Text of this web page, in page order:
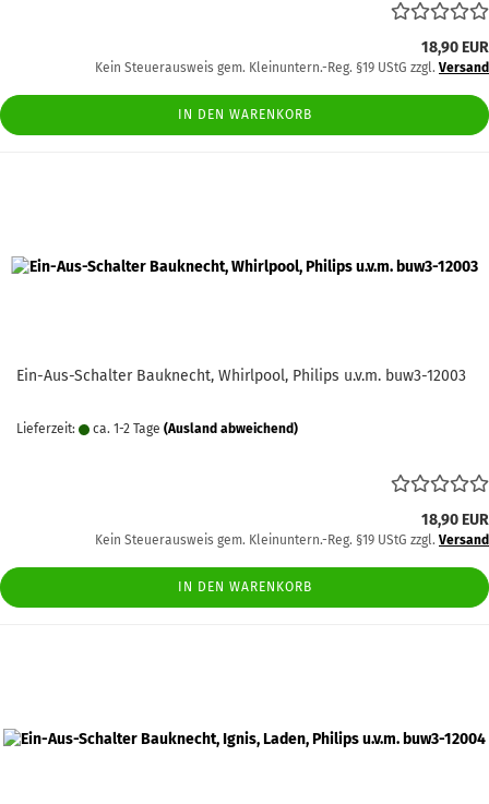
18,90 EUR
Kein Steuerausweis gem. Kleinuntern.-Reg. §19 UStG zzgl. Versand
IN DEN WARENKORB
Ein-Aus-Schalter Bauknecht, Whirlpool, Philips u.v.m. buw3-12003
Lieferzeit: ca. 1-2 Tage (Ausland abweichend)
18,90 EUR
Kein Steuerausweis gem. Kleinuntern.-Reg. §19 UStG zzgl. Versand
IN DEN WARENKORB